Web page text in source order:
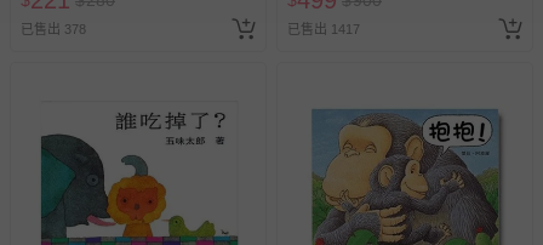
已售出 378 已售出 1417